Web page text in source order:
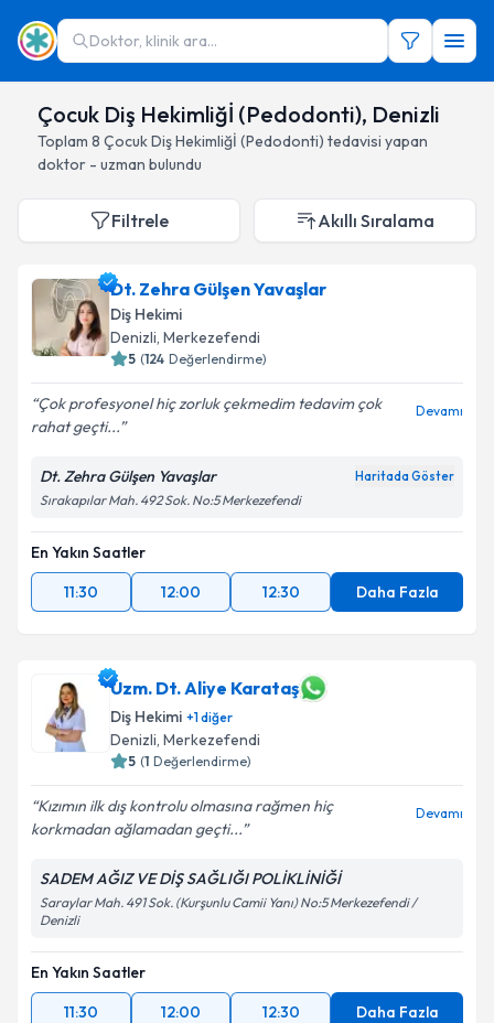
Doktor, klinik ara...
Çocuk Diş Hekimliğİ (Pedodonti), Denizli
Toplam 8 Çocuk Diş Hekimliğİ (Pedodonti) tedavisi yapan
doktor - uzman bulundu
Filtrele Akıllı Sıralama
Dt. Zehra Gülşen Yavaşlar
Diş Hekimi
Denizli, Merkezefendi
5 (124 Değerlendirme)
Çok profesyonel hiç zorluk çekmedim tedavim çok
rahat geçti...
Devamı
Dt. Zehra Gülşen Yavaşlar Haritada Göster
Sırakapılar Mah. 492 Sok. No:5 Merkezefendi
En Yakın Saatler
11:30
12:00 12:30 Daha Fazla
Uzm. Dt. Aliye Karataş
Diş Hekimi +1diğer
Denizli, Merkezefendi
5 (1 Değerlendirme)
Kızımın ilk dış kontrolu olmasına rağmen hiç
korkmadan ağlamadan geçti...
Devamı
SADEM AĞIZ VE DİŞ SAĞLIĞI POLİKLİNİĞİ
Saraylar Mah. 491 Sok. (Kurşunlu Camii Yanı) No:5 Merkezefendi /
Denizli
En Yakın Saatler
11:30
12:00 12:30 Daha Fazla